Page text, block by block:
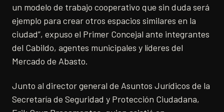
un modelo de trabajo cooperativo que sin duda será
ejemplo para crear otros espacios similares en la
ciudad”, expuso el Primer Concejal ante integrantes
del Cabildo, agentes municipales y líderes del
Mercado de Abasto.
Junto al director general de Asuntos Jurídicos de la
Secretaría de Seguridad y Protección Ciudadana,